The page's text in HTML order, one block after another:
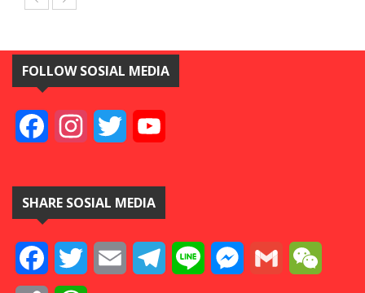
FOLLOW SOSIAL MEDIA
FacebookInstagramTwitter
SHARE SOSIAL MEDIA
FacebookTwitter Email TelegramLine Messenger
Gmail